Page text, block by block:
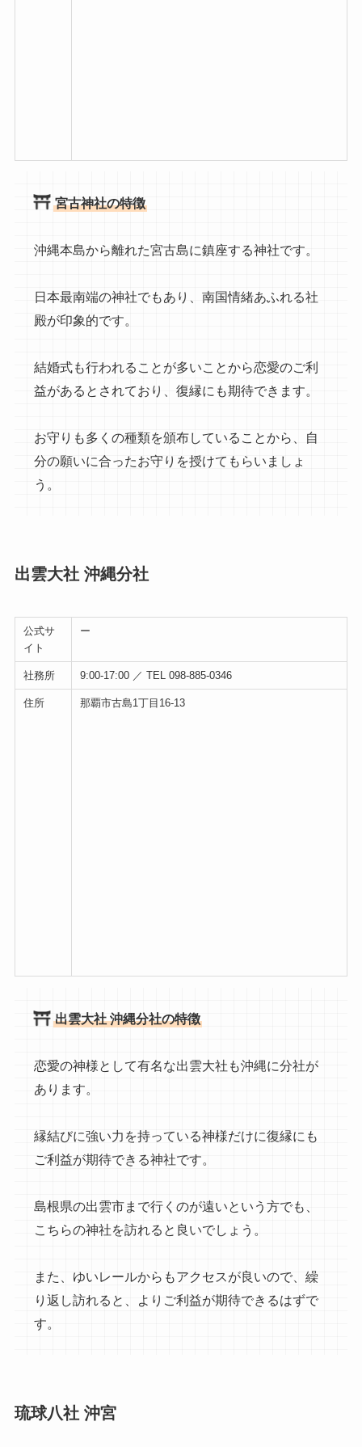
宮古神社の特徴
沖縄本島から離れた宮古島に鎮座する神社です。
日本最南端の神社でもあり、南国情緒あふれる社
殿が印象的です。
結婚式も行われることが多いことから恋愛のご利
益があるとされており、復縁にも期待できます。
お守りも多くの種類を頒布していることから、自
分の願いに合ったお守りを授けてもらいましょ
う。
出雲大社 沖縄分社
公式サ
イト
ー
社務所 9:00-17:00 ／ TEL 098-885-0346
住所 那覇市古島1丁目16-13
出雲大社 沖縄分社の特徴
恋愛の神様として有名な出雲大社も沖縄に分社が
あります。
縁結びに強い力を持っている神様だけに復縁にも
ご利益が期待できる神社です。
島根県の出雲市まで行くのが遠いという方でも、
こちらの神社を訪れると良いでしょう。
また、ゆいレールからもアクセスが良いので、繰
り返し訪れると、よりご利益が期待できるはずで
す。
琉球八社 沖宮